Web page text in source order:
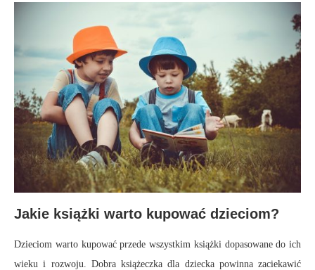
Jakie książki warto kupować dzieciom?
Dzieciom warto kupować przede wszystkim książki dopasowane do ich
wieku i rozwoju. Dobra książeczka dla dziecka powinna zaciekawić